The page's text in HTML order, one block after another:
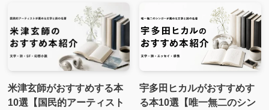
米津玄師がおすすめする本
10選【国民的アーティスト
宇多田ヒカルがおすすめす
る本10選【唯一無二のシン